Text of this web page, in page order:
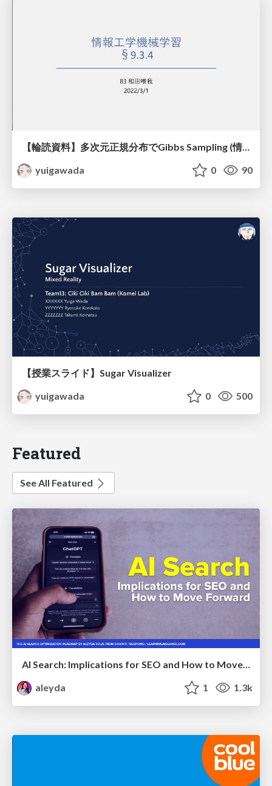
【輪読資料】多次元正規分布でGibbs Sampling (情報工学機械学習9.3.4)
yuigawada
0 90
【授業スライド】Sugar Visualizer
yuigawada
0 500
Featured
See All Featured
aleyda
1 1.3k